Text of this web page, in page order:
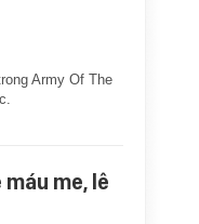
Army Of The
me, lê